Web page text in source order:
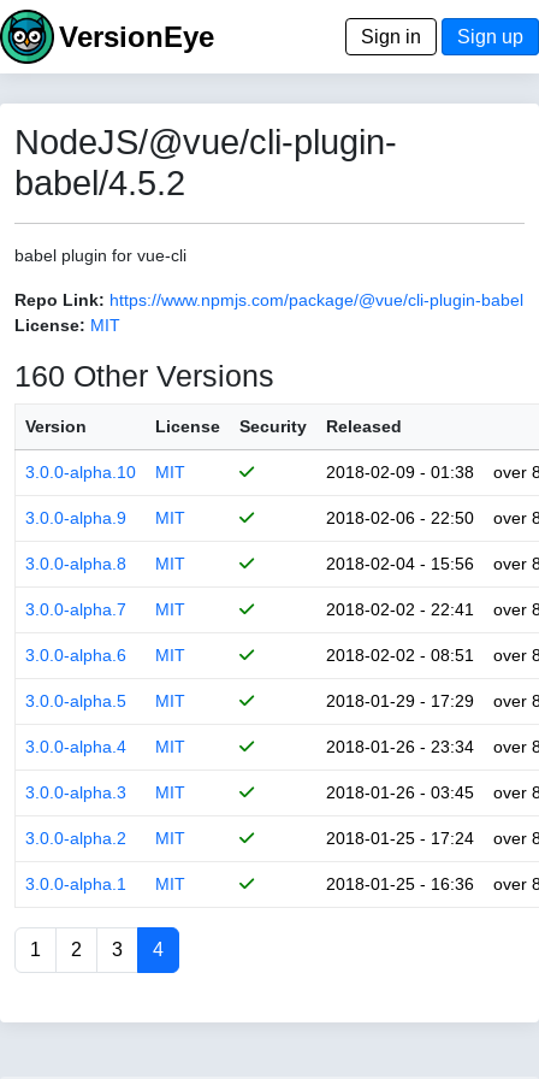
VersionEye Sign in Sign up
NodeJS/@vue/cli-plugin-
babel/4.5.2
babel plugin for vue-cli
Repo Link: https://www.npmjs.com/package/@vue/cli-plugin-babel
License: MIT
160 Other Versions
Version License Security Released
3.0.0-alpha.10 MIT 2018-02-09 - 01:38 over
3.0.0-alpha.9 MIT 2018-02-06 - 22:50 over
3.0.0-alpha.8 MIT 2018-02-04 - 15:56 over
3.0.0-alpha.7 MIT 2018-02-02 - 22:41 over
3.0.0-alpha.6 MIT 2018-02-02 - 08:51 over
3.0.0-alpha.5 MIT 2018-01-29 - 17:29 over
3.0.0-alpha.4 MIT 2018-01-26 - 23:34 over
3.0.0-alpha.3 MIT 2018-01-26 - 03:45 over
3.0.0-alpha.2 MIT 2018-01-25 - 17:24 over
3.0.0-alpha.1 MIT 2018-01-25 - 16:36 over
1 2 3 4